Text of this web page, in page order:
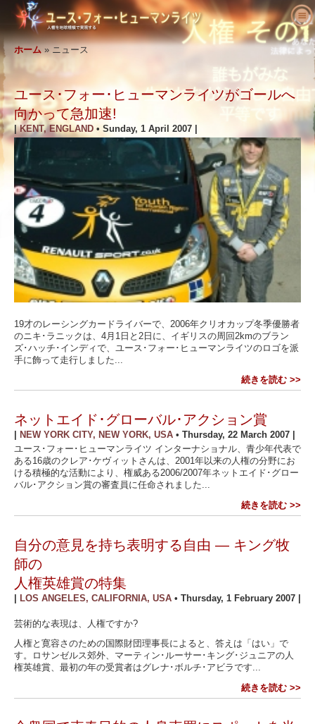
ユース･フォー･ヒューマンライツにつ
いて
ユース･フォー･ヒューマンライツとは?
私たちの目的
ユース･フォー･ヒューマンライツの歴史
顧問委員会
YHRIの協力者
声明と表彰
推薦の言葉
人権とは何でしょう?
人権の定義
人権の背景
世界人権宣言
教育者へ
ようこそ
教育パッケージの内容
教育者からの結果報告
人権カリキュラム
教育プログラム
プログラムの実施
活動を始める
活動に参加する
請願
メンバーシップと寄付
グループ
コンテスト
人権を求める主張
人権の擁護者たち
さまざまな人権団体
人権侵害
ニュース
注文
問い合わせ
ホーム » ニュース
ユース･フォー･ヒューマンライツがゴールへ
向かって急加速!
|KENT, ENGLAND • Sunday, 1 April 2007
19才のレーシングカードライバーで、2006年クリオカップ冬季優勝者
のニキ･ラニックは、4月1日と2日に、イギリスの周回2kmのブラン
ズ･ハッチ･インディで、ユース･フォー･ヒューマンライツのロゴを派
手に飾って走行しました...
続きを読む >>
ネットエイド･グローバル･アクション賞
NEW YORK CITY, NEW YORK, USA • Thursday, 22 March 2007
ユース･フォー･ヒューマンライツ インターナショナル、青少年代表で
ある16歳のクレア･ケヴィットさんは、2001年以来の人権の分野にお
ける積極的な活動により、権威ある2006/2007年ネットエイド･グロー
バル･アクション賞の審査員に任命されました...
続きを読む >>
自分の意見を持ち表明する自由 ― キング牧
師の
人権英雄賞の特集
LOS ANGELES, CALIFORNIA, USA • Thursday, 1 February 2007
芸術的な表現は、人権ですか?
人権と寛容さのための国際財団理事長によると、答えは「はい」で
す。ロサンゼルス郊外、マーティン･ルーサー･キング･ジュニアの人
権英雄賞、最初の年の受賞者はグレナ･ボルチ･アビラです...
続きを読む >>